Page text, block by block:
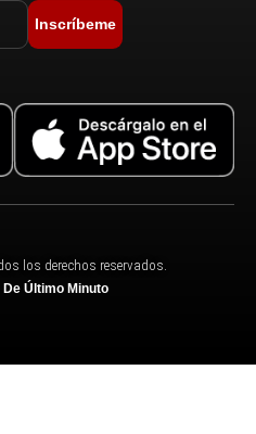
Inscríbeme
los derechos reservados.
Último Minuto